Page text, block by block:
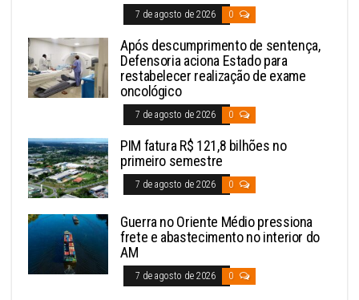
7 de agosto de 2026 0
Após descumprimento de sentença,
Defensoria aciona Estado para
restabelecer realização de exame
oncológico
7 de agosto de 2026 0
PIM fatura R$ 121,8 bilhões no
primeiro semestre
7 de agosto de 2026 0
Guerra no Oriente Médio pressiona
frete e abastecimento no interior do
AM
7 de agosto de 2026 0